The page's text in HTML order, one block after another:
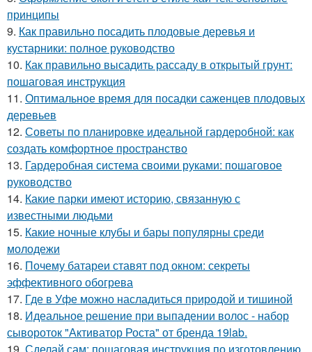
принципы
9. Как правильно посадить плодовые деревья и
кустарники: полное руководство
10. Как правильно высадить рассаду в открытый грунт:
пошаговая инструкция
11. Оптимальное время для посадки саженцев плодовых
деревьев
12. Советы по планировке идеальной гардеробной: как
создать комфортное пространство
13. Гардеробная система своими руками: пошаговое
руководство
14. Какие парки имеют историю, связанную с
известными людьми
15. Какие ночные клубы и бары популярны среди
молодежи
16. Почему батареи ставят под окном: секреты
эффективного обогрева
17. Где в Уфе можно насладиться природой и тишиной
18. Идеальное решение при выпадении волос - набор
сывороток "Активатор Роста" от бренда 19lab.